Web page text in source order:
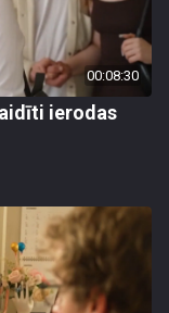
00:08:30
ierodas